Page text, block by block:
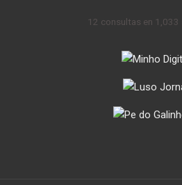
12 consultas en 1,033